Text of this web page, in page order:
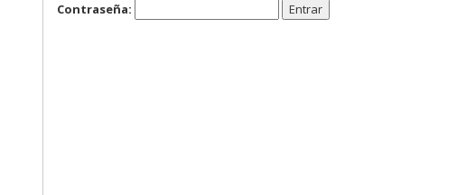
Contraseña: